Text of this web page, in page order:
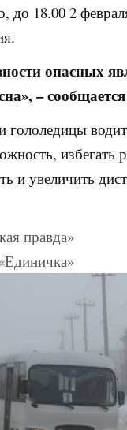
до 18.00 2
опасных
–
гололедицы
избегать
и увеличить
правда»